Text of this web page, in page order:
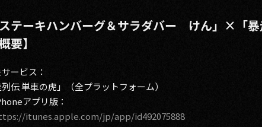
ステーキハンバーグ＆サラダバー けん」×「
要】
ービス：
列伝 単車の虎」（全プラットフォーム）
アプリ版：
itunes.apple.com/jp/app/id492075888